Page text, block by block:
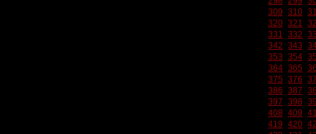
309 310
320 321
331 332
342 343
353 354
364 365
375 376
386 387
397 398
408 409
419 420